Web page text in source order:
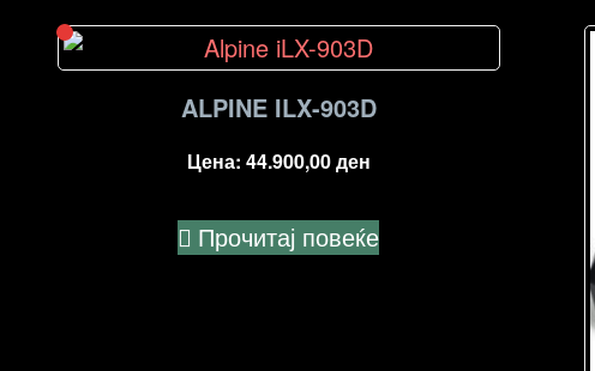
price:
high
ALPINE ILX-903D
Цена: 44.900,00ден
Прочитај повеќе